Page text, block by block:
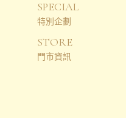
SPECIAL
特別企劃
STORE
門市資訊